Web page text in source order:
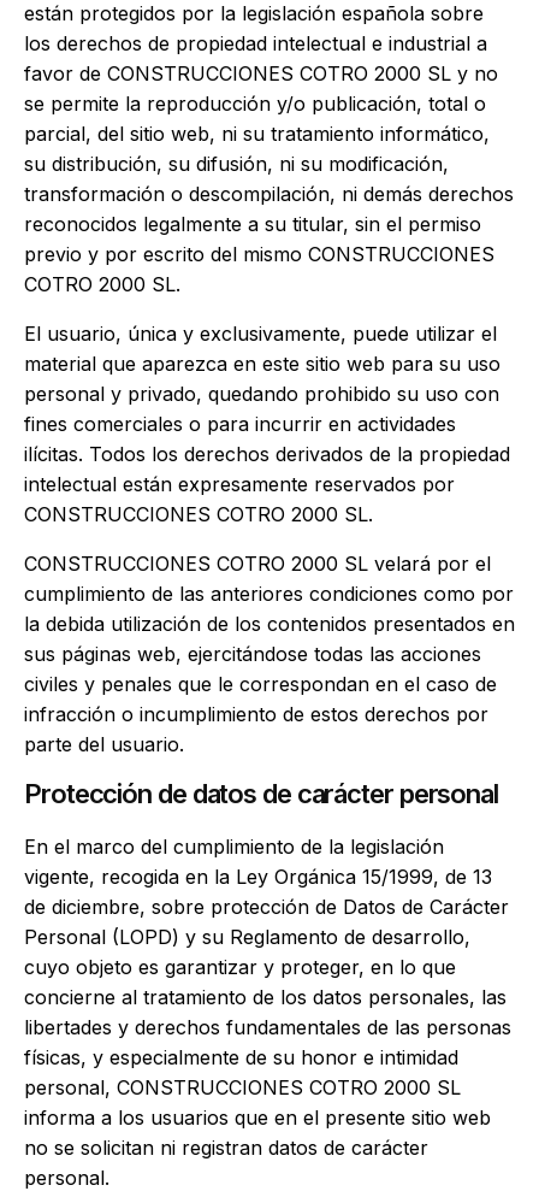
están protegidos por la legislación española sobre
los derechos de propiedad intelectual e industrial a
favor de CONSTRUCCIONES COTRO 2000 SL y no
se permite la reproducción y/o publicación, total o
parcial, del sitio web, ni su tratamiento informático,
su distribución, su difusión, ni su modificación,
transformación o descompilación, ni demás derechos
reconocidos legalmente a su titular, sin el permiso
previo y por escrito del mismo CONSTRUCCIONES
COTRO 2000 SL.
El usuario, única y exclusivamente, puede utilizar el
material que aparezca en este sitio web para su uso
personal y privado, quedando prohibido su uso con
fines comerciales o para incurrir en actividades
ilícitas. Todos los derechos derivados de la propiedad
intelectual están expresamente reservados por
CONSTRUCCIONES COTRO 2000 SL.
CONSTRUCCIONES COTRO 2000 SL velará por el
cumplimiento de las anteriores condiciones como por
la debida utilización de los contenidos presentados en
sus páginas web, ejercitándose todas las acciones
civiles y penales que le correspondan en el caso de
infracción o incumplimiento de estos derechos por
parte del usuario.
Protección de datos de carácter personal
En el marco del cumplimiento de la legislación
vigente, recogida en la Ley Orgánica 15/1999, de 13
de diciembre, sobre protección de Datos de Carácter
Personal (LOPD) y su Reglamento de desarrollo,
cuyo objeto es garantizar y proteger, en lo que
concierne al tratamiento de los datos personales, las
libertades y derechos fundamentales de las personas
físicas, y especialmente de su honor e intimidad
personal, CONSTRUCCIONES COTRO 2000 SL
informa a los usuarios que en el presente sitio web
no se solicitan ni registran datos de carácter
personal.